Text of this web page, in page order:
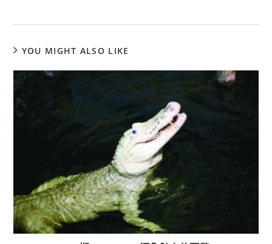
YOU MIGHT ALSO LIKE